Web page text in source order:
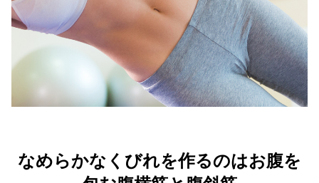
なめらかなくびれを作るのはお腹を